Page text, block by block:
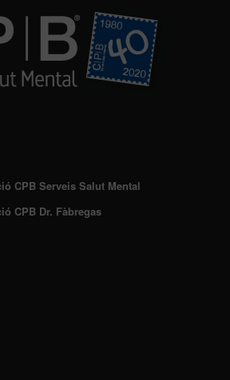
CPB Serveis Salut Mental
CPB Dr. Fàbregas